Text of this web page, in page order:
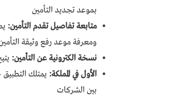
بموعد تجديد التأمين
متابعة تفاصيل تقدم التأمين:
ومعرفة موعد رفع وثيقة التأمين
نسخة الكترونية عن التأمين:
الأول في المملكة: يمتلك التطبيق
بين الشركات